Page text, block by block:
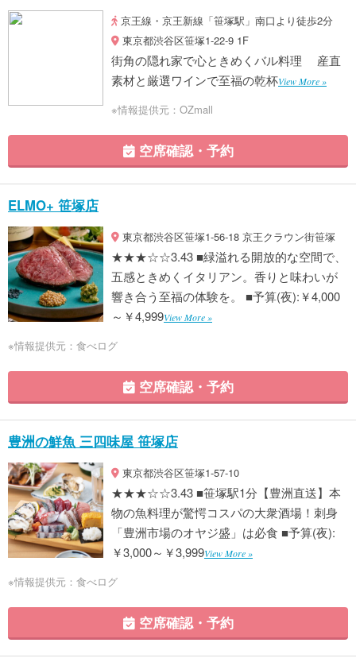
京王線・京王新線「笹塚駅」南口より徒歩2分
東京都渋谷区笹塚1-22-9 1F
街角の隠れ家で心ときめくバル料理 産直
素材と厳選ワインで至福の乾杯View More »
※情報提供元：OZmall
空席確認・予約
ELMO+ 笹塚店
東京都渋谷区笹塚1-56-18 京王クラウン街笹塚
★★★☆☆3.43 ■緑溢れる開放的な空間で、
五感ときめくイタリアン。香りと味わいが
響き合う至福の体験を。 ■予算(夜):￥4,000
～￥4,999View More »
※情報提供元：食べログ
空席確認・予約
豊洲の鮮魚 三四味屋 笹塚店
東京都渋谷区笹塚1-57-10
★★★☆☆3.43 ■笹塚駅1分【豊洲直送】本
物の魚料理が驚愕コスパの大衆酒場！刺身
「豊洲市場のオヤジ盛」は必食 ■予算(夜):
￥3,000～￥3,999View More »
※情報提供元：食べログ
空席確認・予約